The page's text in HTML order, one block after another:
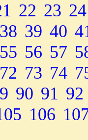
22 23 24
38 39 40
55 56 57
72 73 74
90 91 92
106